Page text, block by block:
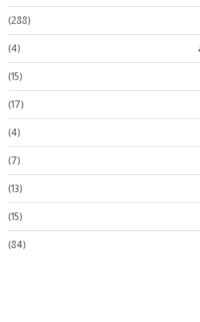
(288)
(4)
(15)
(17)
(4)
(7)
(13)
(15)
(84)